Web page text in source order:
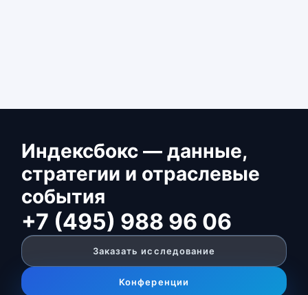
Индексбокс — данные,
стратегии и отраслевые
события
+7 (495) 988 96 06
Заказать исследование
Конференции